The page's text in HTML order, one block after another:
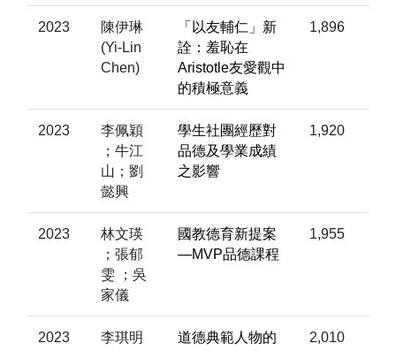
2023
陳伊琳
(Yi-Lin
Chen)
「以友輔仁」新
詮：羞恥在
Aristotle友愛觀中
的積極意義
1,896
2023
李佩穎
；牛江
山；劉
懿興
學生社團經歷對
品德及學業成績
之影響
1,920
2023
林文瑛
；張郁
雯 ；吳
家儀
國教德育新提案
—MVP品德課程
1,955
2023
李琪明
道德典範人物的
2,010